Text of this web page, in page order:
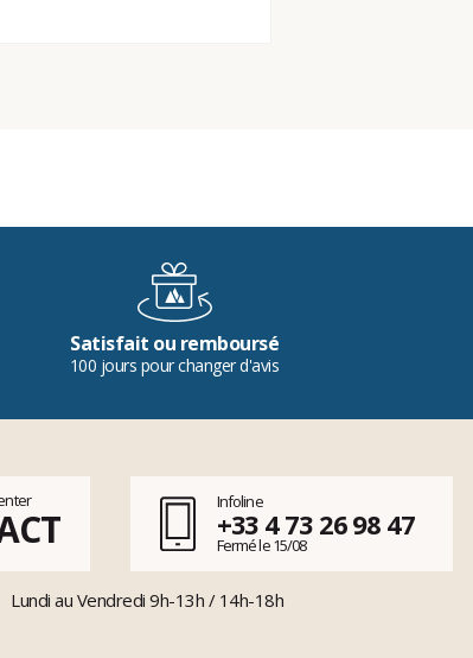
Satisfait ou remboursé
100 jours pour changer d'avis
Infoline
+33 4 73 26 98 47
Fermé le 15/08
Lundi au Vendredi 9h-13h / 14h-18h